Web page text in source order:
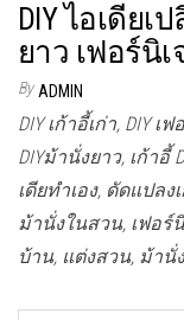
DIY ไอเดียเ
ยาว เฟอร์นิ
By ADMIN
DIY เก้าอี้เก่า, DIY
DIYม้านั่งยาว, เก้าอี้
เดียทำเอง, ดัดแปล
ม้านั่งในสวน, เฟอร์
บ้าน, แต่งสวน, ม้านั่